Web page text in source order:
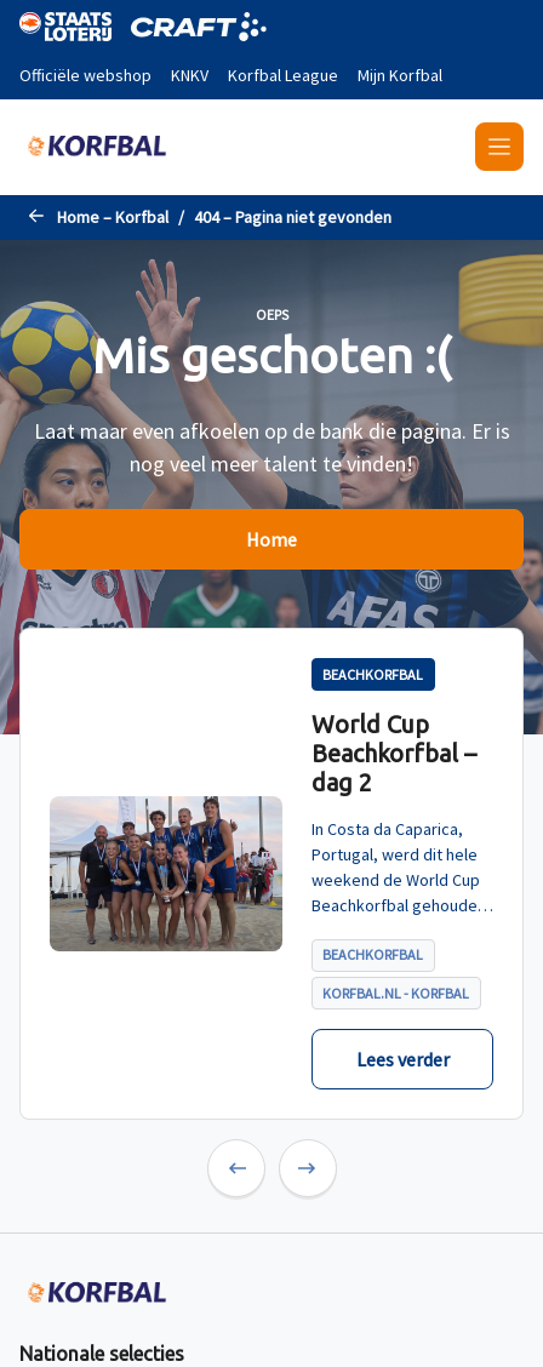
Naar de hoofdinhoud gaan
Officiële webshop KNKV Korfbal League Mijn Korfbal
Home – Korfbal 404 – Pagina niet gevonden
OEPS
Mis geschoten :(
Laat maar even afkoelen op de bank die pagina. Er is
nog veel meer talent te vinden!
Home
BEACHKORFBAL
World Cup
Beachkorfbal –
dag 2
In Costa da Caparica,
Portugal, werd dit hele
weekend de World Cup
Beachkorfbal gehouden.
tegen België, die
eindigde in shoot-outs,
was het Nederland dat
er met het goud vandoor
BEACHKORFBAL
KORFBAL.NL - KORFBAL
Lees verder
Nationale selecties